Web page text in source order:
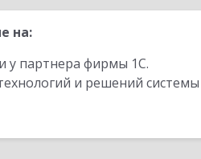
на:
у партнера фирмы 1С.
и решений